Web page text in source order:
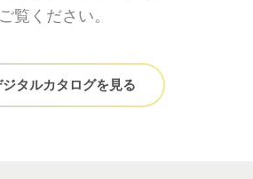
ご覧ください。
ジタルカタログを見る